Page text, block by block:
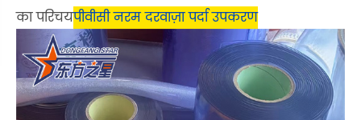
का परिचयपीवीसी नरम दरवाज़ा पर्दा उपकरण